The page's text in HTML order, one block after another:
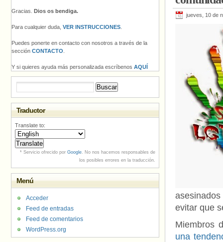
jueves, 10 de
evitar que
Miembros
una
Gracias. Dios os bendiga.
Para cualquier duda, VER INSTRUCCIONES
Puedes ponerte en contacto con nosotros a través de la
sección CONTACTO
Y si quieres ayuda más personalizada escríbenos AQUÍ
Traductor
Translate to:
* Servicio ofrecido por Google. No nos hacemos responsables de
los posibles errores en la traducción.
Menú
Acceder
Feed de entradas
Feed de comentarios
WordPress.org